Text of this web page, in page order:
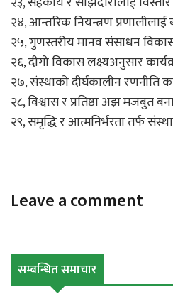
२४, आन्तरिक नियन्त्रण प्रणालीलाई
२५, गुणस्तरीय मानव संसाधन विकास
२६, दीगो विकास लक्ष्यअनुसार
२७, संस्थाको दीर्घकालीन रणनीति
२८, विश्वास र प्रतिष्ठा अझ मजबुत
२९, समृद्धि र आत्मनिर्भरता तर्फ
Leave a comment
सम्बन्धित समाचार